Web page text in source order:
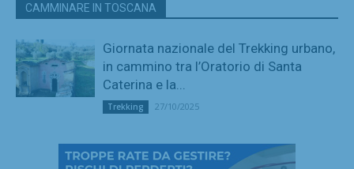
CAMMINARE IN TOSCANA
Giornata nazionale del Trekking urbano,
in cammino tra l’Oratorio di Santa
Caterina e la...
Trekking 27/10/2025